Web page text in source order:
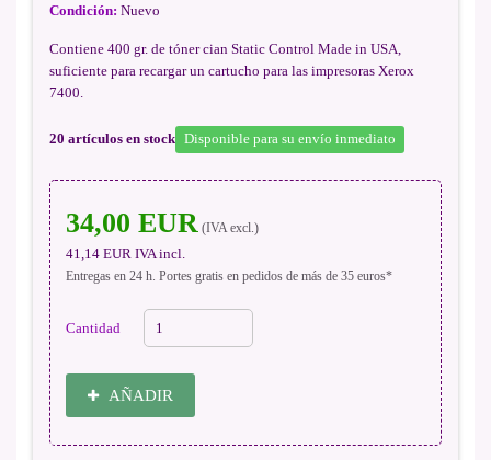
Condición: Nuevo
Contiene 400 gr. de tóner cian Static Control Made in USA,
suficiente para recargar un cartucho para las impresoras Xerox
7400.
20 artículos en stock Disponible para su envío inmediato
34,00 EUR (IVA excl.)
41,14 EUR IVA incl.
Entregas en 24 h. Portes gratis en pedidos de más de 35 euros*
Cantidad
AÑADIR